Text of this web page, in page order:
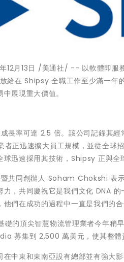
12月13日 /美通社/ -- 以軟體即服
給在 Shipsy 全職工作至少滿一年
展現重大價值。
長率可達 2.5 倍。該公司記錄其
者正迅速擴大員工規模，並從全球
球迅速採用其技術，Shipsy 正與全
共同創辦人 Soham Chokshi 表
力，共同慶祝它是我們文化 DNA
他們在成功的過程中一直是我們的
礎的頂尖智慧物流管理業者今年
募集到 2,500 萬美元，使其整體
在中東和東南亞設有總部並有強大